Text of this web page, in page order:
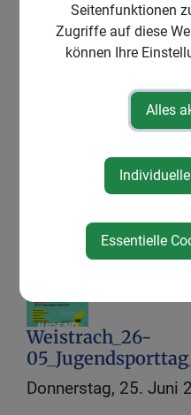
Sonntag, 13.
Veranstalter
Gemeinde
Weistrach_26-
Donnerstag, 25. Juni
Seitenfunktionen
Zugriffe auf diese
können Ihre
Alles
Essentielle